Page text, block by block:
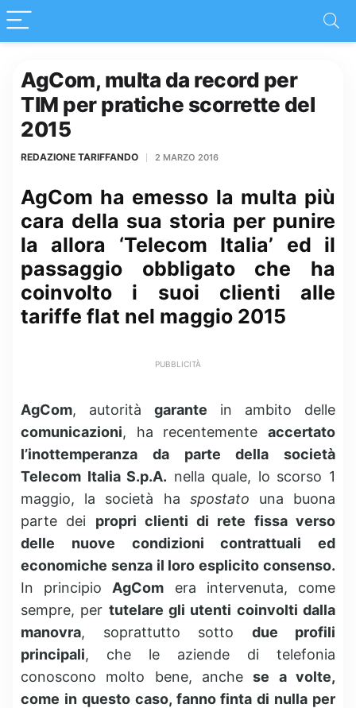
AgCom, multa da record per
TIM per pratiche scorrette del
2015
REDAZIONE TARIFFANDO 2 MARZO 2016
AgCom ha emesso la multa più
cara della sua storia per punire
la allora ‘Telecom Italia’ ed il
passaggio obbligato che ha
coinvolto i suoi clienti alle
tariffe flat nel maggio 2015
PUBBLICITÀ
AgCom, autorità garante in ambito delle
comunicazioni, ha recentemente accertato
l’inottemperanza da parte della società
Telecom Italia S.p.A. nella quale, lo scorso 1
maggio, la società ha spostato una buona
parte dei propri clienti di rete fissa verso
delle nuove condizioni contrattuali ed
economiche senza il loro esplicito consenso.
In principio AgCom era intervenuta, come
sempre, per tutelare gli utenti coinvolti dalla
manovra, soprattutto sotto due profili
principali, che le aziende di telefonia
conoscono molto bene, anchese a volte,
come in questo caso, fanno finta di nulla per